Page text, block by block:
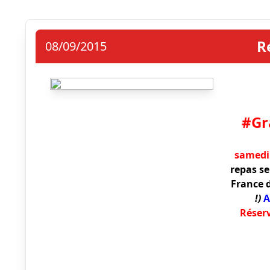
08/09/2015
repas
France
!)